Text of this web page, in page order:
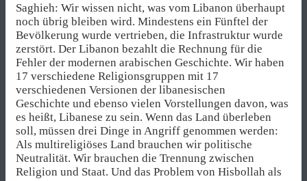
Saghieh: Wir wissen nicht, was vom Libanon überhaupt
noch übrig bleiben wird. Mindestens ein Fünftel der
Bevölkerung wurde vertrieben, die Infrastruktur wurde
zerstört. Der Libanon bezahlt die Rechnung für die
Fehler der modernen arabischen Geschichte. Wir haben
17 verschiedene Religionsgruppen mit 17
verschiedenen Versionen der libanesischen
Geschichte und ebenso vielen Vorstellungen davon, was
es heißt, Libanese zu sein. Wenn das Land überleben
soll, müssen drei Dinge in Angriff genommen werden:
Als multireligiöses Land brauchen wir politische
Neutralität. Wir brauchen die Trennung zwischen
Religion und Staat. Und das Problem von Hisbollah als